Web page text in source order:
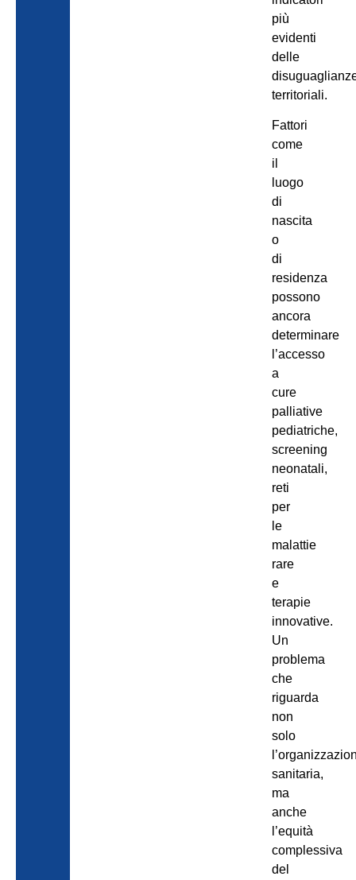
più
evidenti
delle
territoriali.
Fattori
come
il
luogo
di
nascita
o
di
residenza
possono
ancora
determinare
l’accesso
a
cure
palliative
pediatriche,
screening
neonatali,
reti
per
le
malattie
rare
e
terapie
innovative.
Un
problema
che
riguarda
non
solo
sanitaria,
ma
anche
l’equità
complessiva
del